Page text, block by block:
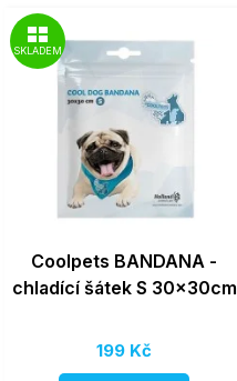
SKLADEM
Coolpets BANDANA -
chladící šátek S 30x30cm
199 Kč